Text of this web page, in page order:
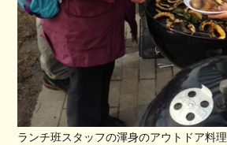
ランチ班スタッフの渾身のアウトドア料理